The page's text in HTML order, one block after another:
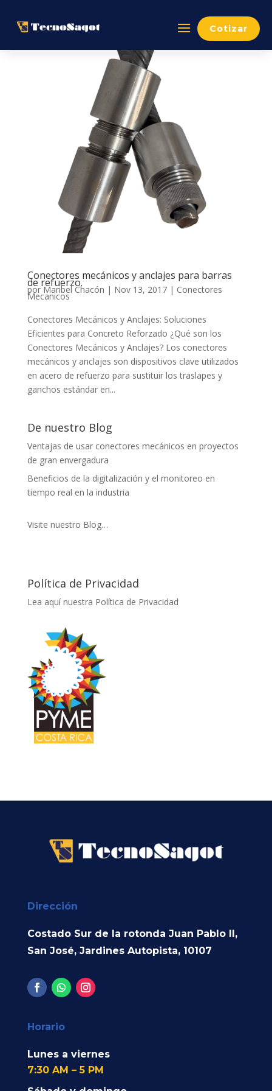
Cotizar
Conectores mecánicos y anclajes para barras
de refuerzo.
porMaribel Chacón | Nov 13, 2017| Conectores
Mecanicos
Conectores Mecánicos y Anclajes: Soluciones
Eficientes para Concreto Reforzado ¿Qué son los
Conectores Mecánicos y Anclajes? Los conectores
mecánicos y anclajes son dispositivos clave utilizados
en acero de refuerzo para sustituir los traslapes y
ganchos estándar en...
De nuestro Blog
Ventajas de usar conectores mecánicos en proyectos
de gran envergadura
Beneficios de la digitalización y el monitoreo en
tiempo real en la industria
Visite nuestro Blog…
Política de Privacidad
Lea aquí nuestra Política de Privacidad
Dirección
Costado Sur de la rotonda Juan Pablo II,
San José, Jardines Autopista, 10107
Horario
Lunes a viernes
7:30 AM – 5 PM